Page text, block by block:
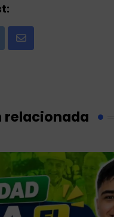
Share
relacionada